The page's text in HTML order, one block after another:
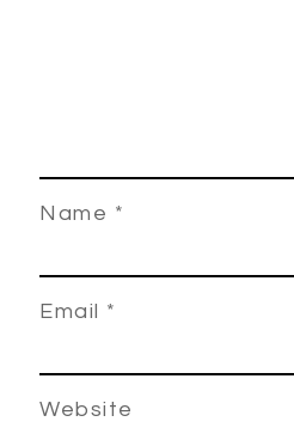
Name *
Email *
Website